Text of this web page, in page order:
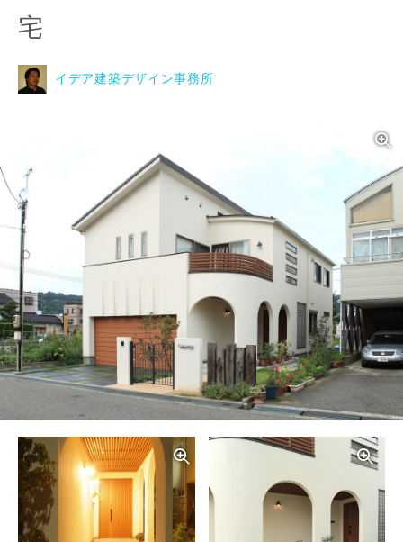
宅
イデア建築デザイン事務所
写真を拡大する